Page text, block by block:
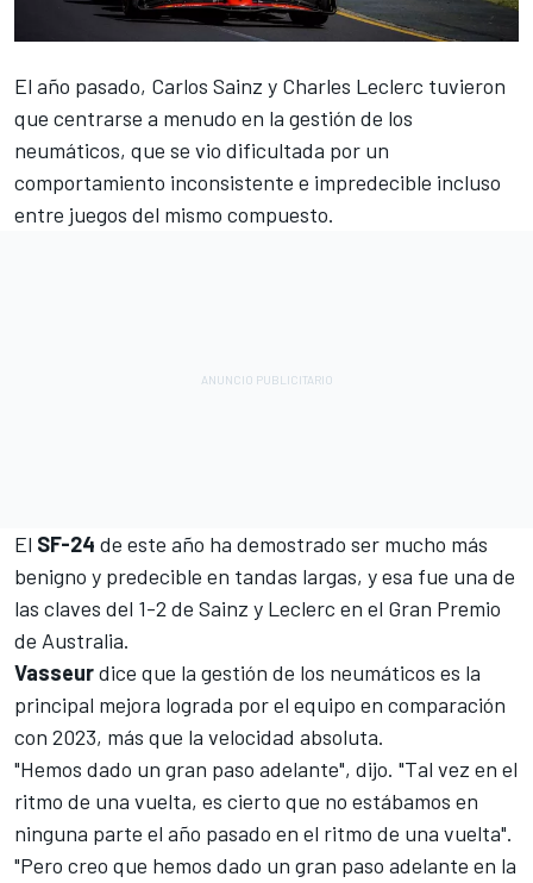
El año pasado, Carlos Sainz y Charles Leclerc tuvieron
que centrarse a menudo en la gestión de los
neumáticos, que se vio dificultada por un
comportamiento inconsistente e impredecible incluso
entre juegos del mismo compuesto.
El SF-24 de este año ha demostrado ser mucho más
benigno y predecible en tandas largas, y esa fue una de
las claves del 1-2 de Sainz y Leclerc en el Gran Premio
de Australia.
Vasseurdice que la gestión de los neumáticos es la
principal mejora lograda por el equipo en comparación
con 2023, más que la velocidad absoluta.
"Hemos dado un gran paso adelante", dijo. "Tal vez en el
ritmo de una vuelta, es cierto que no estábamos en
ninguna parte el año pasado en el ritmo de una vuelta".
"Pero creo que hemos dado un gran paso adelante en la